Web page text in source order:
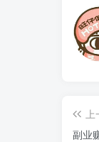
副业